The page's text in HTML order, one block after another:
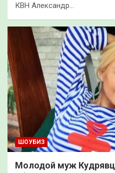
КВН Александр…
ШОУБИЗ
Молодой муж